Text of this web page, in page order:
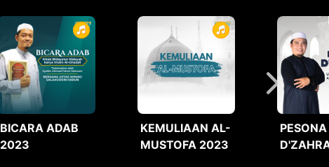
BICARA ADAB
2023
KEMULIAAN AL-
MUSTOFA 2023
PESONA